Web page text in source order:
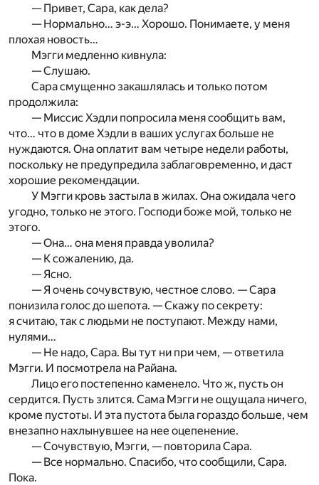
— Привет, Сара, как дела?
— Нормально… э-э… Хорошо. Понимаете, у меня
плохая новость…
Мэгги медленно кивнула:
— Слушаю.
Сара смущенно закашлялась и только потом
продолжила:
— Миссис Хэдли попросила меня сообщить вам,
что… что в доме Хэдли в ваших услугах больше не
нуждаются. Она оплатит вам четыре недели работы,
поскольку не предупредила заблаговременно, и даст
хорошие рекомендации.
У Мэгги кровь застыла в жилах. Она ожидала чего
угодно, только не этого. Господи боже мой, только не
этого.
— Она… она меня правда уволила?
— К сожалению, да.
— Ясно.
— Я очень сочувствую, честное слово. — Сара
понизила голос до шепота. — Скажу по секрету:
я считаю, так с людьми не поступают. Между нами,
нулями…
— Не надо, Сара. Вы тут ни при чем, — ответила
Мэгги. И посмотрела на Райана.
Лицо его постепенно каменело. Что ж, пусть он
сердится. Пусть злится. Сама Мэгги не ощущала ничего,
кроме пустоты. И эта пустота была гораздо больше, чем
внезапно нахлынувшее на нее оцепенение.
— Сочувствую, Мэгги, — повторила Сара.
— Все нормально. Спасибо, что сообщили, Сара.
Пока.